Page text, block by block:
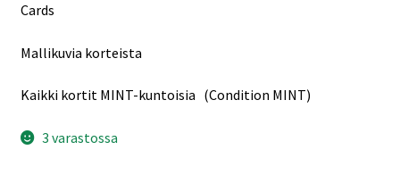
Cards
Mallikuvia korteista
Kaikki kortit MINT-kuntoisia (Condition MINT)
3 varastossa